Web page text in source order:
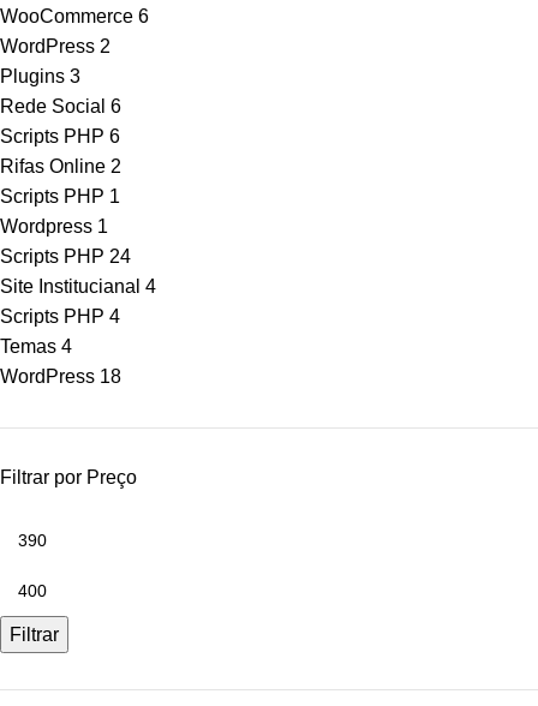
WooCommerce 6
WordPress 2
Plugins 3
Rede Social 6
Scripts PHP 6
Rifas Online 2
Scripts PHP 1
Wordpress 1
Scripts PHP 24
Site Institucianal 4
Scripts PHP 4
Temas 4
WordPress 18
Filtrar por Preço
Filtrar